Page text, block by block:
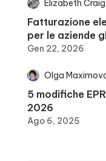
Elizabeth Craig
Fatturazione
per le aziende
Gen 22, 2026
Olga
5 modifiche
2026
Ago 6, 2025